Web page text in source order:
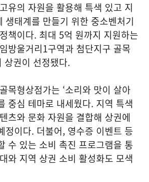
유의 자원을 활용해 특색 있고 지
생태계를 만들기 위한 중소벤처기
책이다. 최대 5억 원까지 지원하는
방울거리1구역과 첨단지구 골목
상권이 선정됐다.
목형상점가는 ‘소리와 맛이 살아
중심 테마로 내세웠다. 지역 특색
츠와 문화 자원을 결합해 상권에
정이다. 더불어, 영수증 이벤트 등
수 있는 소비 촉진 프로그램을 통
와 지역 상권 소비 활성화도 모색